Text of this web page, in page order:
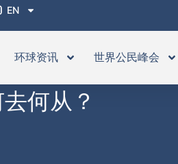
EN
环球资讯 世界公民峰会
何从？